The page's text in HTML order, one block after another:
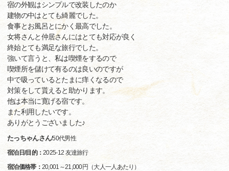
宿の外観はシンプルで改装したのか
建物の中はとても綺麗でした。
食事とお風呂とにかく最高でした。
女将さんと仲居さんにはとても対応が良く
終始とても満足な旅行でした。
強いて言うと、私は喫煙をするので
喫煙所を儲けて有るのは良いのですが
中で吸っているとたまに痒くなるので
対策をして貰えると助かります。
他は本当に寛げる宿です。
また利用したいです。
ありがとうございました♪
たっちゃんさん/50代男性
宿泊日/目的：2025-12 友達旅行
宿泊価格帯： 20,001～21,000円（大人一人あたり）